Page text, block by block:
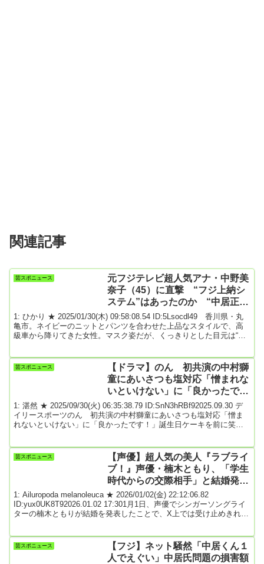
関連記事
芸スポニュース
元フジテレビ超人気アナ・中野美
奈子（45）に直撃 “フジ上納シ
ステム”はあったのか “中居正広
との本当の関係”は？
1: ひかり ★ 2025/01/30(木) 09:58:08.54 ID:5Lsocdl49 香川県・丸
亀市。ネイビーのニットとパンツを合わせた上品なスタイルで、高
級車から降りてきた女性。マスク姿だが、くっきりとした目元は“ア
はフリーで活動する中野美奈子アナ（45）。2000年代のフジテレビ
華やかなりし時代にあって、当時ひときわ目立つ大人気アナウンサ
ーだった。略医師である夫...
芸スポニュース
【ドラマ】のん 初共演の中村獅
童にあいさつも塩対応「憎まれな
いといけない」に「良かったで
す！」
1: 湛然 ★ 2025/09/30(火) 06:35:38.79 ID:SnN3hRBf92025.09.30 デ
イリースポーツのん 初共演の中村獅童にあいさつも塩対応「憎ま
れないといけない」に「良かったです！」誕生日ケーキを前に笑顔
振る（左から）藤木直人、のん、中村獅童俳優・のん（３２）が２
９日に都内で行われた、ＡＢＥＭＡで同日配信開始の主演ドラマ
「ＭＩＳＳ ＫＩＮＧ／ミス...
芸スポニュース
【声優】超人気の美人『ラブライ
ブ！』声優・楠木ともり、「学生
時代からの交際相手」と結婚発表
に“傷心ポエム”ファンから続出
1: Ailuropoda melanoleuca ★ 2026/01/02(金) 22:12:06.82
ID:yux0UK8T92026.01.02 17:301月1日、声優でシンガーソングライ
ターの楠木ともりが結婚を発表したことで、X上では受け止めきれず
稿。『私事で恐縮ですが、学生の頃からお付き合いしている方と結
婚する運びとなりました』と綴り、『芸能関係のお仕事をされてい
芸スポニュース
【フジ】ネット騒然「中居くん１
人でえぐい」中居氏問題の損害額